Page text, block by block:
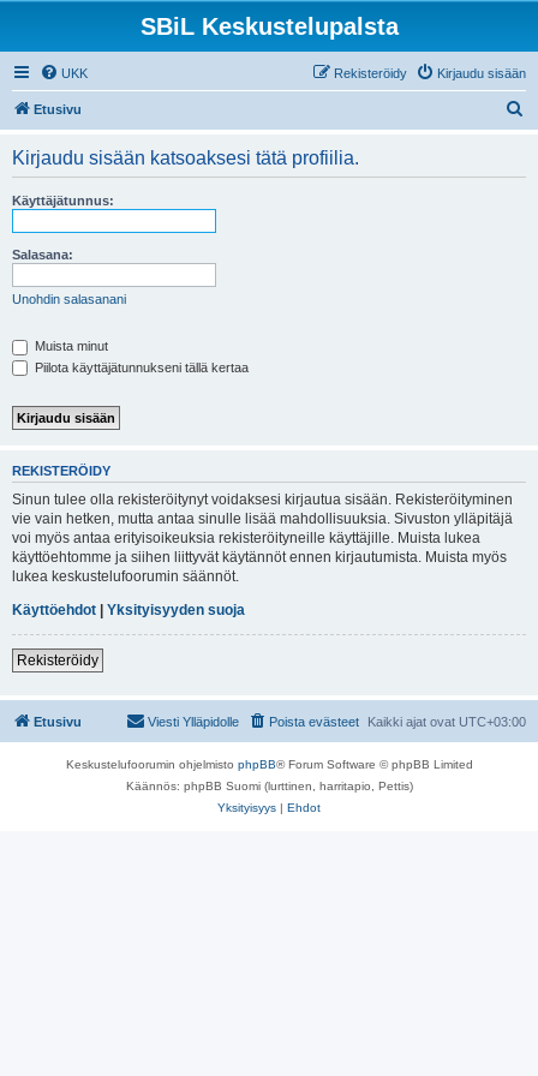
SBiL Keskustelupalsta
UKK Kirjaudu sisään
Rekisteröidy
Etusivu
Kirjaudu sisään katsoaksesi tätä profiilia.
Käyttäjätunnus:
Salasana:
Unohdin salasanani
Muista minut
Piilota käyttäjätunnukseni tällä kertaa
REKISTERÖIDY
Sinun tulee olla rekisteröitynyt voidaksesi kirjautua sisään. Rekisteröityminen
vie vain hetken, mutta antaa sinulle lisää mahdollisuuksia. Sivuston ylläpitäjä
voi myös antaa erityisoikeuksia rekisteröityneille käyttäjille. Muista lukea
käyttöehtomme ja siihen liittyvät käytännöt ennen kirjautumista. Muista myös
lukea keskustelufoorumin säännöt.
Käyttöehdot | Yksityisyyden suoja
Rekisteröidy
Etusivu Kaikki ajat ovat UTC+03:00
Poista evästeet
Viesti Ylläpidolle
Keskustelufoorumin ohjelmisto phpBB® Forum Software © phpBB Limited
Käännös: phpBB Suomi (lurttinen, harritapio, Pettis)
Yksityisyys | Ehdot